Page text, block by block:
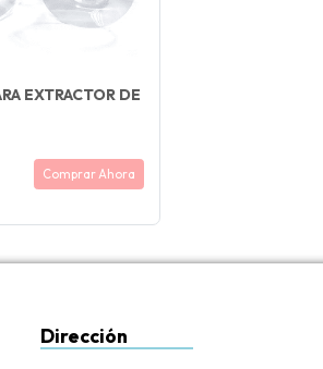
EXTRACTOR DE
Comprar Ahora
Dirección